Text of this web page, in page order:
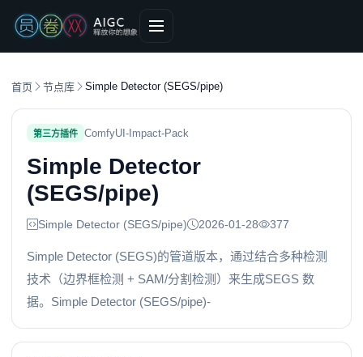
首页 节点库 Simple Detector (SEGS/pipe)
第三方插件 ComfyUI-Impact-Pack
Simple Detector
(SEGS/pipe)
Simple Detector (SEGS/pipe) 2026-01-28 377
Simple Detector (SEGS)的管道版本，通过结合多种检测
技术（边界框检测 + SAM/分割检测）来生成SEGS 数
据。Simple Detector (SEGS/pipe)-